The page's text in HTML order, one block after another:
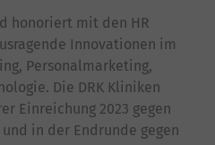
honoriert mit den HR
Innovationen im
Personalmarketing,
Die DRK Kliniken
Einreichung 2023 gegen
in der Endrunde gegen